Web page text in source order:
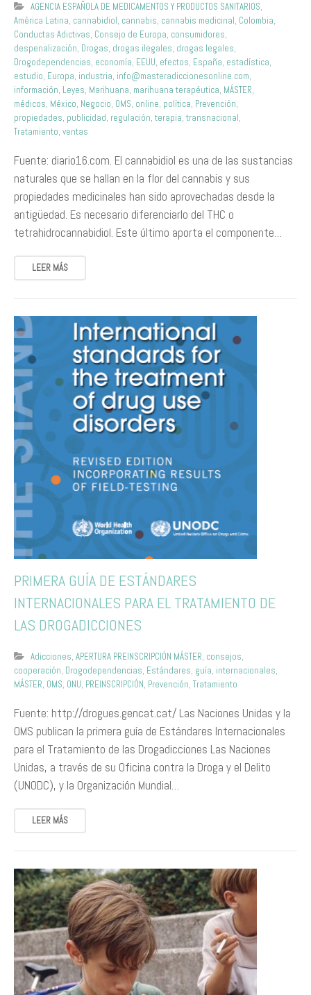
AGENCIA ESPAÑOLA DE MEDICAMENTOS Y PRODUCTOS SANITARIOS,
América Latina, cannabidiol, cannabis, cannabis medicinal, Colombia,
Conductas Adictivas, Consejo de Europa, consumidores,
despenalización, Drogas, drogas ilegales, drogas legales,
Drogodependencias, economía, EEUU, efectos, España, estadística,
estudio, Europa, industria, info@masteradiccionesonline.com,
información, Leyes, Marihuana, marihuana terapéutica, MÁSTER,
médicos, México, Negocio, OMS, online, política, Prevención,
propiedades, publicidad, regulación, terapia, transnacional,
Tratamiento, ventas
Fuente: diario16.com. El cannabidiol es una de las sustancias
naturales que se hallan en la flor del cannabis y sus
propiedades medicinales han sido aprovechadas desde la
antigüedad. Es necesario diferenciarlo del THC o
tetrahidrocannabidiol. Este último aporta el componente…
LEER MÁS
PRIMERA GUÍA DE ESTÁNDARES
INTERNACIONALES PARA EL TRATAMIENTO DE
LAS DROGADICCIONES
Adicciones, APERTURA PREINSCRIPCIÓN MÁSTER, consejos,
cooperación, Drogodependencias, Estándares, guía, internacionales,
MÁSTER, OMS, ONU, PREINSCRIPCIÓN, Prevención, Tratamiento
Fuente: http://drogues.gencat.cat/ Las Naciones Unidas y la
OMS publican la primera guía de Estándares Internacionales
para el Tratamiento de las Drogadicciones Las Naciones
Unidas, a través de su Oficina contra la Droga y el Delito
(UNODC), y la Organización Mundial…
LEER MÁS